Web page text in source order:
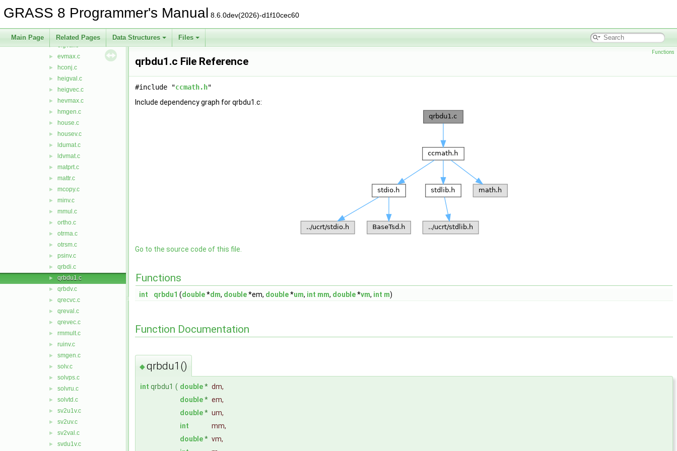
GRASS 8 Programmer's Manual 8.6.0dev(2026)-d1f10cec60
Main Page Related Pages Data Structures Files
► csolv.c
eigen.c
► eigval.c
► evmax.c
► hconj.c
► heigval.c
► heigvec.c
► hevmax.c
► hmgen.c
► house.c
► housev.c
► ldumat.c
► ldvmat.c
► matprt.c
► mattr.c
► mcopy.c
► minv.c
► mmul.c
► ortho.c
► otrma.c
► otrsm.c
► psinv.c
► qrbdi.c
► qrbdu1.c
► qrbdv.c
► qrecvc.c
► qreval.c
► qrevec.c
► rmmult.c
► ruinv.c
► smgen.c
► solv.c
► solvps.c
► solvru.c
► solvtd.c
► sv2u1v.c
► sv2uv.c
► sv2val.c
► svdu1v.c
Functions
qrbdu1.c File Reference
#include "ccmath.h"
Include dependency graph for qrbdu1.c:
Go to the source code of this file.
Functions
int qrbdu1 (double*dm, double*em, double*um, int mm, double*vm, int m)
Function Documentation
◆qrbdu1()
int qrbdu1 ( double* dm,
double* em,
double* um,
int
mm,
double* vm,